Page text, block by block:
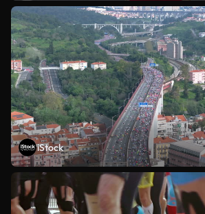
iStock